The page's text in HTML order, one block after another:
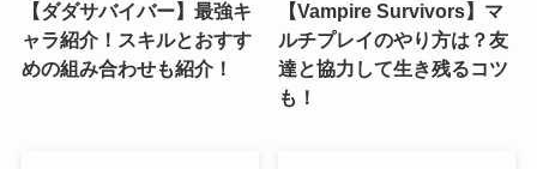
【ダダサバイバー】最強キ
ャラ紹介！スキルとおすす
めの組み合わせも紹介！
【Vampire Survivors】マ
ルチプレイのやり方は？友
達と協力して生き残るコツ
も！